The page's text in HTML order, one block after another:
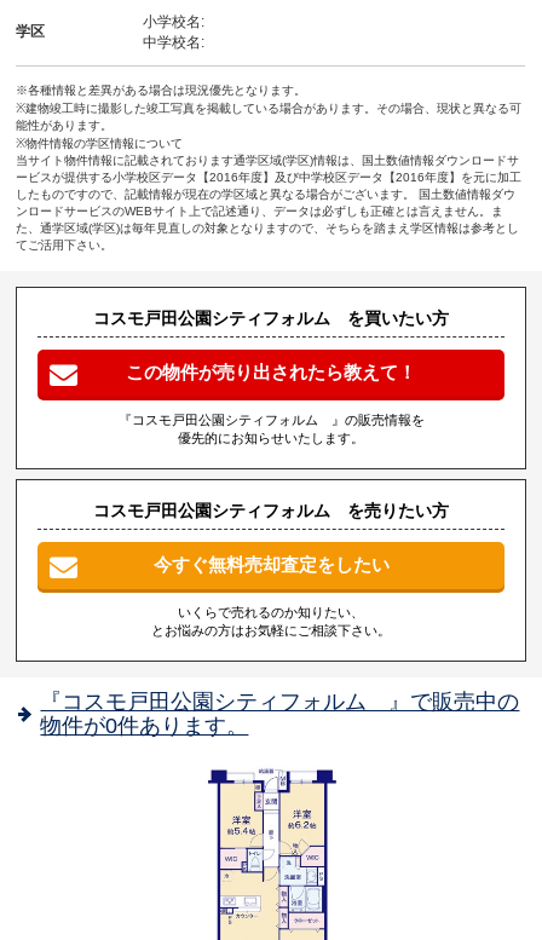
学区
小学校名:
中学校名:
※各種情報と差異がある場合は現況優先となります。
※建物竣工時に撮影した竣工写真を掲載している場合があります。その場合、現状と異なる可
能性があります。
※物件情報の学区情報について
当サイト物件情報に記載されております通学区域(学区)情報は、国土数値情報ダウンロードサ
ービスが提供する小学校区データ【2016年度】及び中学校区データ【2016年度】を元に加工
したものですので、記載情報が現在の学区域と異なる場合がございます。 国土数値情報ダウ
ンロードサービスのWEBサイト上で記述通り、データは必ずしも正確とは言えません。ま
た、通学区域(学区)は毎年見直しの対象となりますので、そちらを踏まえ学区情報は参考とし
てご活用下さい。
コスモ戸田公園シティフォルム を買いたい方
この物件が売り出されたら教えて！
『コスモ戸田公園シティフォルム 』の販売情報を
優先的にお知らせいたします。
コスモ戸田公園シティフォルム を売りたい方
今すぐ無料売却査定をしたい
いくらで売れるのか知りたい、
とお悩みの方はお気軽にご相談下さい。
『コスモ戸田公園シティフォルム 』で販売中の
物件が0件あります。